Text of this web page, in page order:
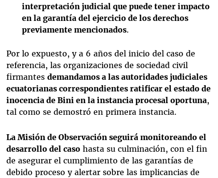
interpretación judicial que puede tener impacto
en la garantía del ejercicio de los derechos
previamente mencionados.
Por lo expuesto, y a 6 años del inicio del caso de
referencia, las organizaciones de sociedad civil
firmantes demandamos a las autoridades judiciales
ecuatorianas correspondientes ratificar el estado de
inocencia de Bini en la instancia procesal oportuna,
tal como se demostró en primera instancia.
La Misión de Observación seguirá monitoreando el
desarrollo del casohasta su culminación, con el fin
de asegurar el cumplimiento de las garantías de
debido proceso y alertar sobre las implicancias de